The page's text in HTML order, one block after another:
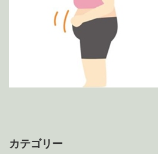
カテゴリー